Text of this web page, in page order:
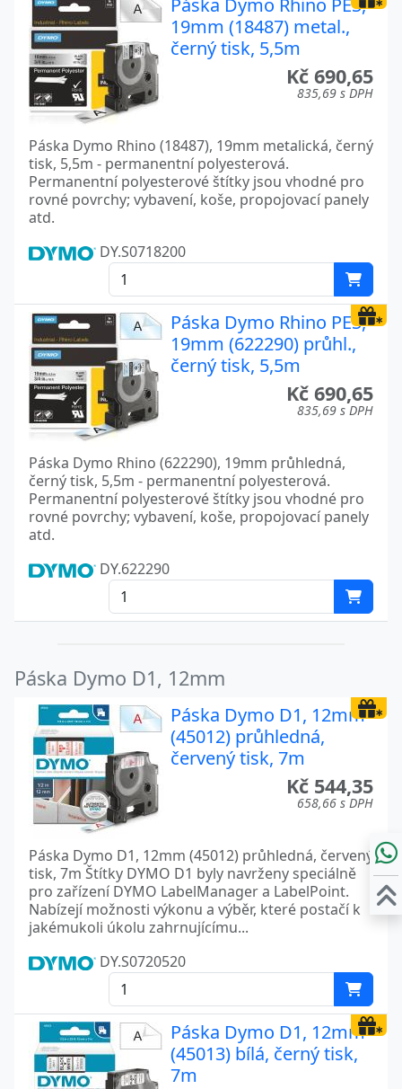
Páska Dymo Rhino PES,
19mm (18487) metal.,
černý tisk, 5,5m
Kč 690,65
835,69 s DPH
Páska Dymo Rhino (18487), 19mm metalická, černý
tisk, 5,5m - permanentní polyesterová.
Permanentní polyesterové štítky jsou vhodné pro
rovné povrchy; vybavení, koše, propojovací panely
atd.
DY.S0718200
Páska Dymo Rhino PES,
19mm (622290) průhl.,
černý tisk, 5,5m
Kč 690,65
835,69 s DPH
Páska Dymo Rhino (622290), 19mm průhledná,
černý tisk, 5,5m - permanentní polyesterová.
Permanentní polyesterové štítky jsou vhodné pro
rovné povrchy; vybavení, koše, propojovací panely
atd.
DY.622290
Páska Dymo D1, 12mm
Páska Dymo D1, 12mm
(45012) průhledná,
červený tisk, 7m
Kč 544,35
658,66 s DPH
Páska Dymo D1, 12mm (45012) průhledná, červený
tisk, 7m Štítky DYMO D1 byly navrženy speciálně
pro zařízení DYMO LabelManager a LabelPoint.
Nabízejí možnosti výkonu a výběr, které postačí k
jakémukoli úkolu zahrnujícímu...
DY.S0720520
Páska Dymo D1, 12mm
(45013) bílá, černý tisk,
7m